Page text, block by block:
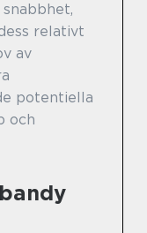
relativt
av
potentiella
och